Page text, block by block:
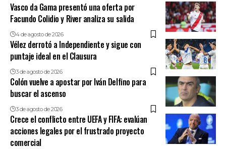
Vasco da Gama presentó una oferta por
Facundo Colidio y River analiza su salida
4 de agosto de 2026
Vélez derrotó a Independiente y sigue con
puntaje ideal en el Clausura
3 de agosto de 2026
Colón vuelve a apostar por Iván Delfino para
buscar el ascenso
3 de agosto de 2026
Crece el conflicto entre UEFA y FIFA: evalúan
acciones legales por el frustrado proyecto
comercial